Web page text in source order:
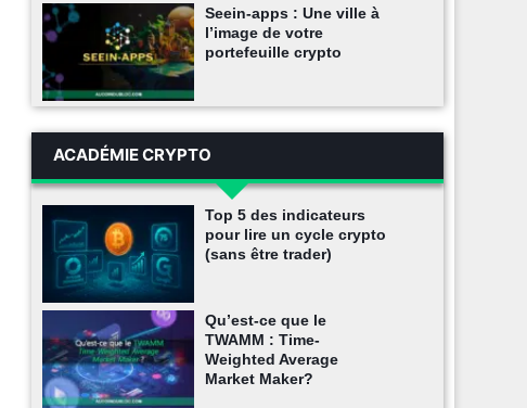
Seein-apps : Une ville à
l’image de votre
portefeuille crypto
ACADÉMIE CRYPTO
Top 5 des indicateurs
pour lire un cycle crypto
(sans être trader)
Qu’est-ce que le
TWAMM : Time-
Weighted Average
Market Maker?